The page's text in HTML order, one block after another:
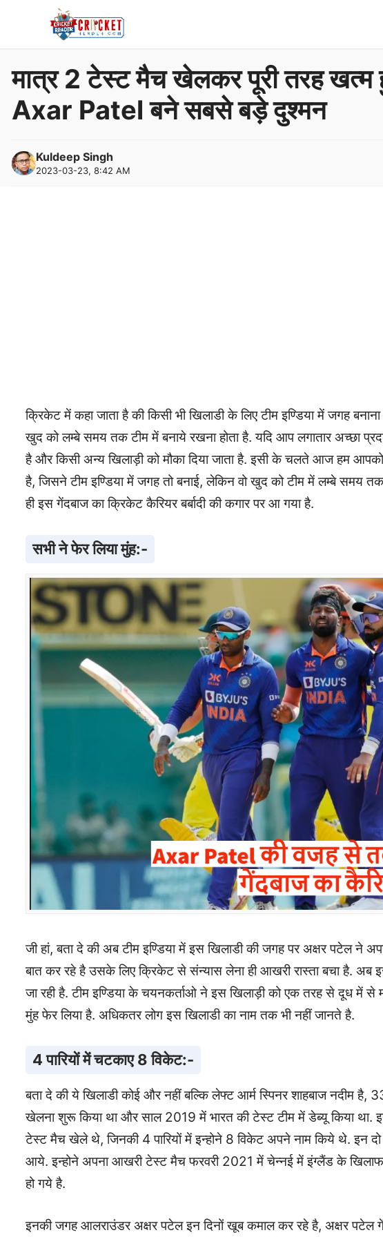
मात्र 2 टेस्ट मैच खेलकर पूरी तरह
Axar Patel बने सबसे बड़े दुश्मन
Kuldeep Singh
2023-03-23, 8:42 AM
क्रिकेट में कहा जाता है की किसी भी खिलाडी के लिए टीम इण्डिया में जगह
खुद को लम्बे समय तक टीम में बनाये रखना होता है. यदि आप लगातार अच्छा
है और किसी अन्य खिलाड़ी को मौका दिया जाता है. इसी के चलते आज हम
है, जिसने टीम इण्डिया में जगह तो बनाई, लेकिन वो खुद को टीम में लम्बे समय
ही इस गेंदबाज का क्रिकेट कैरियर बर्बादी की कगार पर आ गया है.
सभी ने फेर लिया मुंह:-
जी हां, बता दे की अब टीम इण्डिया में इस खिलाडी की जगह पर अक्षर पटेल ने
बात कर रहे है उसके लिए क्रिकेट से संन्यास लेना ही आखरी रास्ता बचा है. अब इस
जा रही है. टीम इण्डिया के चयनकर्ताओ ने इस खिलाड़ी को एक तरह से दूध में
मुंह फेर लिया है. अधिकतर लोग इस खिलाडी का नाम तक भी नहीं जानते है.
4 पारियों में चटकाए 8 विकेट:-
बता दे की ये खिलाडी कोई और नहीं बल्कि लेफ्ट आर्म स्पिनर शाहबाज नदीम है,
खेलना शुरू किया था और साल 2019 में भारत की टेस्ट टीम में डेब्यू किया था.
टेस्ट मैच खेले थे, जिनकी 4 पारियों में इन्होने 8 विकेट अपने नाम किये थे. इन दो
आये. इन्होने अपना आखरी टेस्ट मैच फरवरी 2021 में चेन्नई में इंग्लैंड के खिलाफ
हो गये है.
इनकी जगह आलराउंडर अक्षर पटेल इन दिनों खूब कमाल कर रहे है, अक्षर पटेल